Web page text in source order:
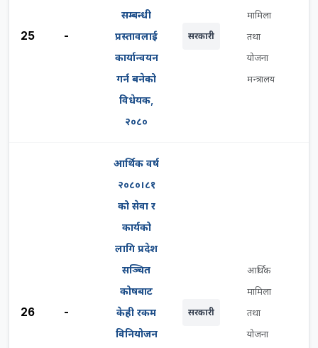
25 -
सम्बन्धी
प्रस्तावलाई
कार्यान्वयन
गर्न बनेको
विधेयक,
२०८०
सरकारी
मामिला
तथा
योजना
मन्त्रालय
26 -
आर्थिक वर्ष
२०८०।८१
को सेवा र
कार्यको
लागि प्रदेश
सञ्‍चित
कोषबाट
केही रकम
विनियोजन
सरकारी
आर्थिक
मामिला
तथा
योजना